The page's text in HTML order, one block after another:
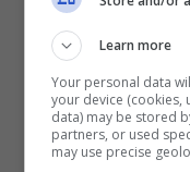
Learn more
Your personal data
your device (cookies,
data) may be stored
partners, or used
may use precise